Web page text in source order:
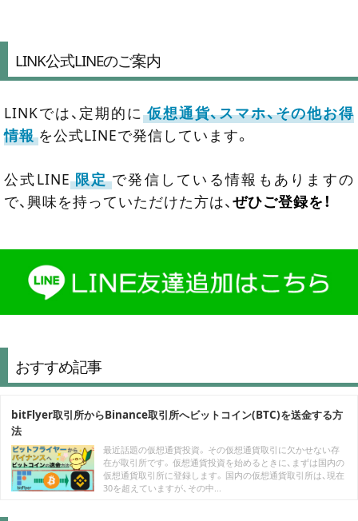
LINK公式LINEのご案内
LINKでは、定期的に 仮想通貨、スマホ、その他お得
情報 を公式LINEで発信しています。
公式LINE 限定 で発信している情報もありますの
で、興味を持っていただけた方は、ぜひご登録を！
おすすめ記事
bitFlyer取引所からBinance取引所へビットコイン(BTC)を送金する方
法
最近話題の仮想通貨投資。 その仮想通貨取引に欠かせない存
在が取引所です。 仮想通貨投資を始めるときに、まずは国内の
仮想通貨取引所に登録します。 国内の仮想通貨取引所は、現在
30を超えていますが、その中...